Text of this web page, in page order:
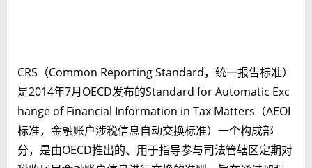
CRS（Common Reporting Standard，统一报告标准）
是2014年7月OECD发布的Standard for Automatic Exc
hange of Financial Information in Tax Matters（AEOI
标准，金融账户涉税信息自动交换标准）一个构成部
分，是由OECD推出的、用于指导参与司法管辖区定期对